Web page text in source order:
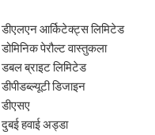
डीएलएन आर्किटेक्ट्स लिमिटेड
डोमिनिक पेरौल्ट वास्तुकला
डबल ब्राइट लिमिटेड
डीपीडब्ल्यूटी डिजाइन
डीएसए
दुबई हवाई अड्डा